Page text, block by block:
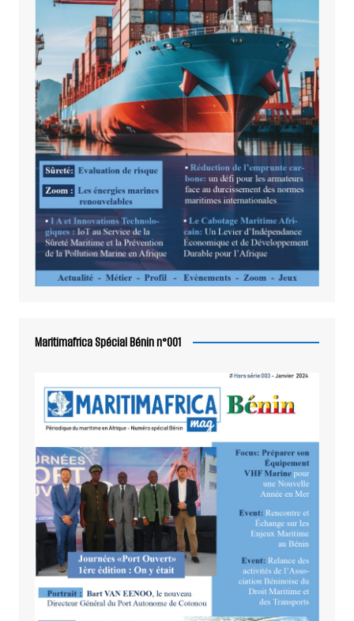
Maritimafrica Spécial Bénin n°001